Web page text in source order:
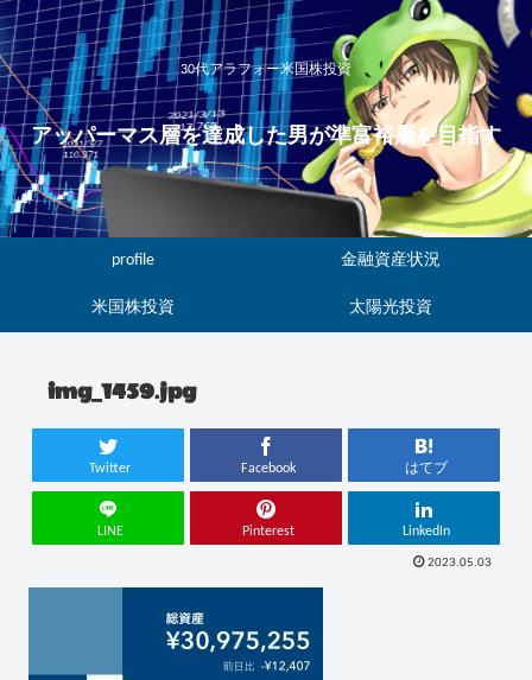
30代アラフォー米国株投資
アッパーマス層を達成した男が準富裕層を目指す
profile 金融資産状況
米国株投資 太陽光投資
img_1459.jpg
Twitter Facebook はてブ
LINE Pinterest LinkedIn
2023.05.03